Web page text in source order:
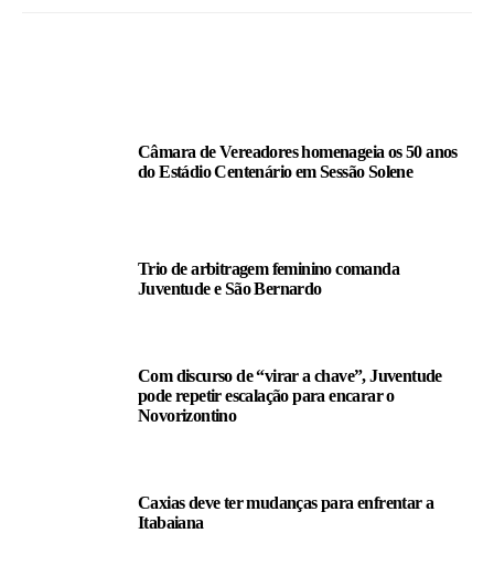
Câmara de Vereadores homenageia os 50 anos
do Estádio Centenário em Sessão Solene
Trio de arbitragem feminino comanda
Juventude e São Bernardo
Com discurso de “virar a chave”, Juventude
pode repetir escalação para encarar o
Novorizontino
Caxias deve ter mudanças para enfrentar a
Itabaiana